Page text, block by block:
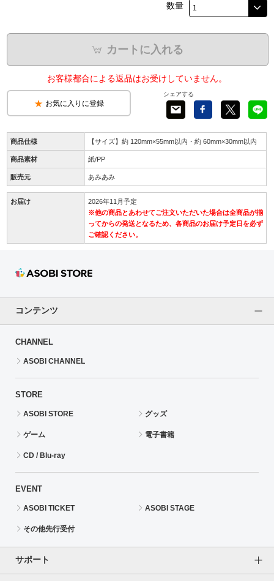
数量
カートに入れる
お客様都合による返品はお受けしていません。
お気に入りに登録
シェアする
商品仕様 【サイズ】約 120mm×55mm以内・約 60mm×30mm以内
商品素材 紙/PP
販売元 あみあみ
お届け
2026年11月予定
※他の商品とあわせてご注文いただいた場合は全商品が揃
ってからの発送となるため、各商品のお届け予定日を必ず
ご確認ください。
コンテンツ
CHANNEL
ASOBI CHANNEL
STORE
ASOBI STORE グッズ
ゲーム 電子書籍
CD / Blu-ray
EVENT
ASOBI TICKET ASOBI STAGE
その他先行受付
サポート